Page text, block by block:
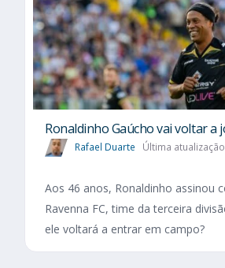
Ronaldinho Gaúcho vai voltar a
Rafael Duarte Última
Aos 46 anos, Ronaldinho assinou
Ravenna FC, time da terceira
ele voltará a entrar em campo?